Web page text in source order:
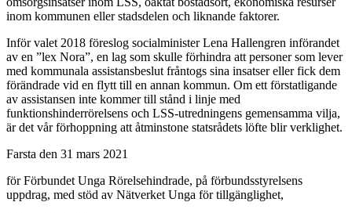
inom kommunen eller stadsdelen och liknande faktorer.
Inför valet 2018 föreslog socialminister Lena Hallengren införandet
av en ”lex Nora”, en lag som skulle förhindra att personer som lever
med kommunala assistansbeslut fråntogs sina insatser eller fick dem
förändrade vid en flytt till en annan kommun. Om ett förstatligande
av assistansen inte kommer till stånd i linje med
funktionshinderrörelsens och LSS-utredningens gemensamma vilja,
är det vår förhoppning att åtminstone statsrådets löfte blir verklighet.
Farsta den 31 mars 2021
för Förbundet Unga Rörelsehindrade, på förbundsstyrelsens
uppdrag, med stöd av Nätverket Unga för tillgänglighet,